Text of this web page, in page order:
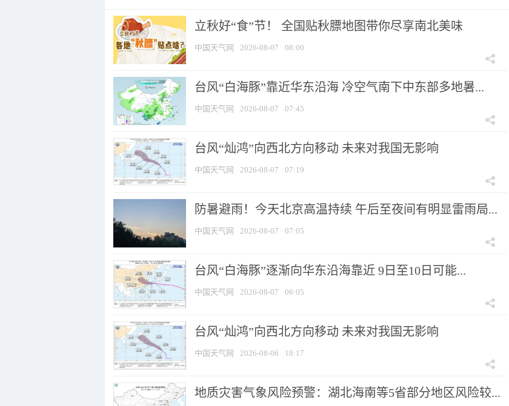
立秋好“食”节！ 全国贴秋膘地图带你尽享南北美味
中国天气网 2026-08-07 08:00
台风“白海豚”靠近华东沿海 冷空气南下中东部多地暑...
中国天气网 2026-08-07 07:45
台风“灿鸿”向西北方向移动 未来对我国无影响
中国天气网 2026-08-07 07:19
防暑避雨！今天北京高温持续 午后至夜间有明显雷雨局...
中国天气网 2026-08-07 07:05
台风“白海豚”逐渐向华东沿海靠近 9日至10日可能...
中国天气网 2026-08-07 06:05
台风“灿鸿”向西北方向移动 未来对我国无影响
中国天气网 2026-08-06 18:17
地质灾害气象风险预警：湖北海南等5省部分地区风险较...